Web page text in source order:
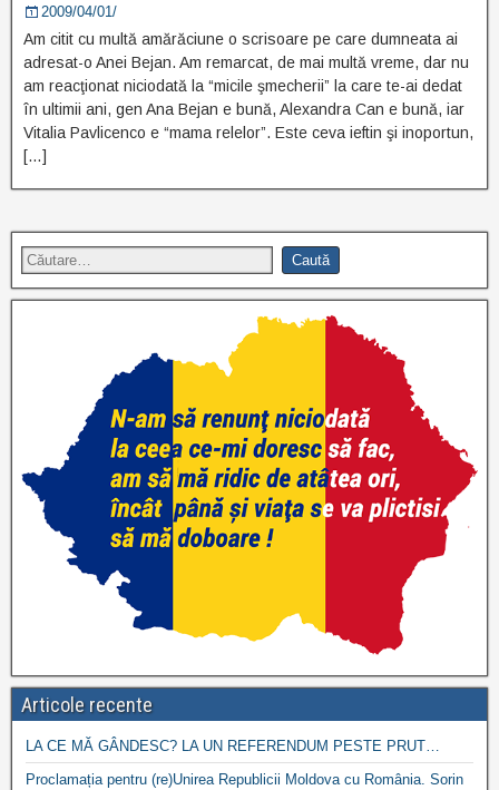
2009/04/01/
Am citit cu multă amărăciune o scrisoare pe care dumneata ai
adresat-o Anei Bejan. Am remarcat, de mai multă vreme, dar nu
am reacţionat niciodată la “micile şmecherii” la care te-ai dedat
în ultimii ani, gen Ana Bejan e bună, Alexandra Can e bună, iar
Vitalia Pavlicenco e “mama relelor”. Este ceva ieftin şi inoportun,
[…]
Articole recente
LA CE MĂ GÂNDESC? LA UN REFERENDUM PESTE PRUT…
Proclamația pentru (re)Unirea Republicii Moldova cu România. Sorin